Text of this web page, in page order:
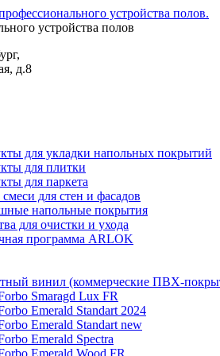
устройства полов
д.8
для укладки напольных покрытий
для плитки
для паркета
для стен и фасадов
напольные покрытия
для очистки и ухода
программа ARLOK
винил (коммерческие ПВХ-
Smaragd Lux FR
Emerald Standart 2024
Emerald Standart new
Emerald Spectra
Emerald Wood FR